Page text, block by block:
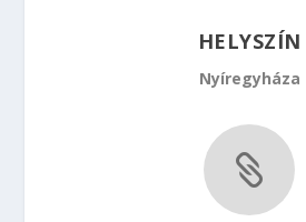
HELYSZÍN
Nyíregyháza
